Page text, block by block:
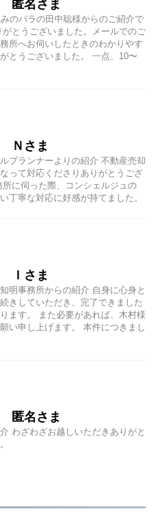
匿名さま
のパラの田中聡様からのご紹介で
とうございました。メールでのご
所へお伺いしたときのわかりやす
とうございました。 一点、10〜
Ｎさま
プランナーよりの紹介 不動産売却
って対応くださりありがとうござ
所に伺った際、コンシェルジュの
丁寧な対応に好感が持てました。
Ｉさま
明事務所からの紹介 自身に心身と
きしていただき、完了できました
ます。 また必要があれば、木村様
い申し上げます。 本件につきまし
匿名さま
わざわざお越しいただきありがと